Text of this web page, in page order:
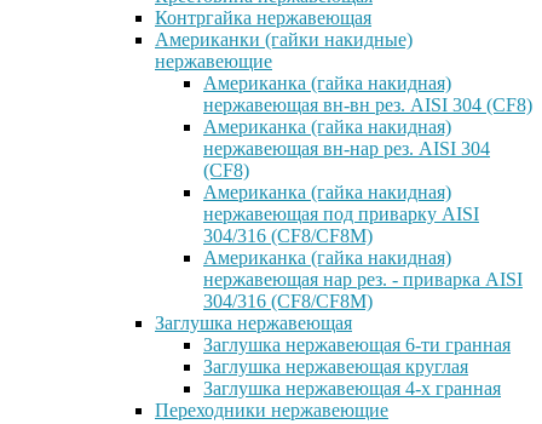
Контргайка нержавеющая
Американки (гайки накидные)
нержавеющие
Американка (гайка накидная)
нержавеющая вн-вн рез. AISI 304 (CF8)
Американка (гайка накидная)
нержавеющая вн-нар рез. AISI 304
(CF8)
Американка (гайка накидная)
нержавеющая под приварку AISI
304/316 (CF8/CF8M)
Американка (гайка накидная)
нержавеющая нар рез. - приварка AISI
304/316 (CF8/CF8M)
Заглушка нержавеющая
Заглушка нержавеющая 6-ти гранная
Заглушка нержавеющая круглая
Заглушка нержавеющая 4-х гранная
Переходники нержавеющие